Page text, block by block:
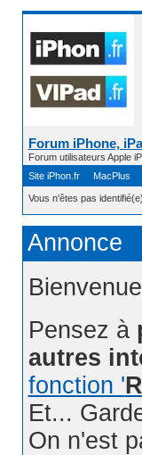
Forum iPhone,
Forum utilisateurs Apple
Site iPhon.fr
MacPlus
Vous n'êtes pas identifié(e).
Annonce
Pensez à
autres
fonction '
Et...
On n'est